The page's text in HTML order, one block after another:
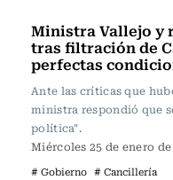
Ministra Vallejo y
tras filtración de
perfectas
Ante las críticas que
ministra respondió que
política".
Miércoles 25 de enero de
# Gobierno # Cancillería